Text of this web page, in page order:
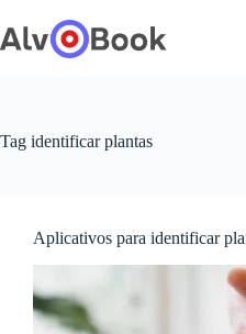
para
o
Tag identificar plantas
Aplicativos para identificar